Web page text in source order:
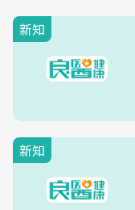
新知
新知